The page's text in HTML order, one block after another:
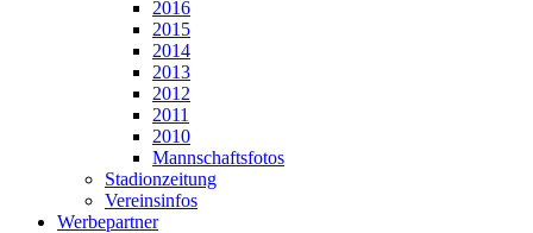
2016
2015
2014
2013
2012
2011
2010
Mannschaftsfotos
Stadionzeitung
Vereinsinfos
Werbepartner